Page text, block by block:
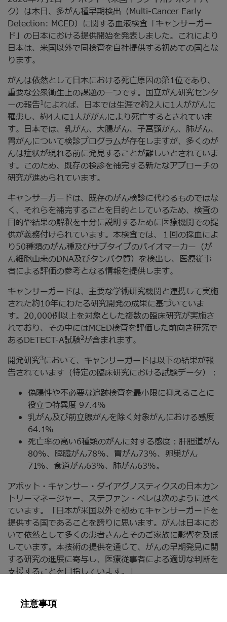
ク）は本日、多がん種早期検出（Multi-Cancer Early
Detection: MCED）に関する血液検査「キャンサーガー
ド」の日本における提供開始を発表しました。これにより
日本は、米国以外で同検査を自社提供する初めての国とな
ります。
がんは依然として日本における死亡原因の第1位であり、
重要な公衆衛生上の課題の一つです。国立がん研究センタ
ーの報告1によれば、日本では生涯で約2人に1人ががんに
罹患し、約4人に1人ががんにより死亡するとされていま
す。日本では、乳がん、大腸がん、子宮頸がん、肺がん、
胃がんについて検診プログラムが存在しますが、多くのが
んは症状が現れる前に発見することが難しいとされていま
す。このため、既存の検診を補完する新たなアプローチの
研究が進められています。
キャンサーガードは、既存のがん検診に代わるものではな
く、それらを補完することを目的としているため、検査の
目的や結果の解釈を十分に説明するために医療機関での提
供が義務付けられています。本検査では、１回の採血によ
り50種類のがん種及びサブタイプのバイオマーカー（が
ん細胞由来のDNA及びタンパク質）を検出し、医療従事
者による評価の参考となる情報を提供します。
キャンサーガードは、主要な学術研究機関と連携して実施
された約10年にわたる研究開発の成果に基づいていま
す。20,000例以上を対象とした複数の臨床研究が実施さ
れており、その中にはMCED検査を評価した前向き研究で
あるDETECT-A試験2が含まれます。
開発研究3において、キャンサーガードは以下の結果が報
告されています（特定の臨床研究における試験データ）：
偽陽性や不必要な追跡検査を最小限に抑えることに
役立つ特異度 97.4%
乳がん及び前立腺がんを除く対象がんにおける感度
64.1%
死亡率の高い6種類のがんに対する感度：肝胆道がん
80%、膵臓がん78%、胃がん73%、卵巣がん
71%、食道がん63%、肺がん63%。
アボット・キャンサー・ダイアグノスティクスの日本カン
トリーマネージャー、ステファン・ペレは次のように述べ
ています。「日本が米国以外で初めてキャンサーガードを
提供する国であることを誇りに思います。がんは日本にお
いて依然として多くの患者さんとそのご家族に影響を及ぼ
しています。本技術の提供を通じて、がんの早期発見に関
する研究の進展に寄与し、医療従事者による適切な判断を
支援することを目指しています。」
日本で採取されたキャンサーガードの血液検体は、米国に
注意事項